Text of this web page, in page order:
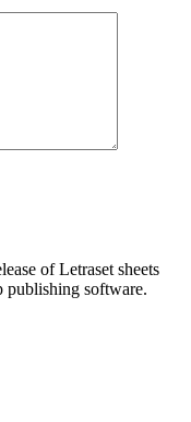
of Letraset sheets
publishing software.